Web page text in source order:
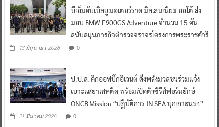
บีเอ็มดับเบิลยู มอเตอร์ราด มิลเลนเนียม ออโต้ ส่ง
มอบ BMW F900GS Adventure จำนวน 15 คัน
สนับสนุนภารกิจตำรวจจราจรโครงการพระราชดำริ
13 มิถุนายน 2026 0
ป.ป.ส. คิกออฟบิ๊กอีเวนต์ ดึงพลังมวลชนร่วมแจ้ง
เบาะแสยาเสพติด พร้อมเปิดตัวซีรีส์ฟอร์มยักษ์
ONCB Mission “ปฏิบัติการ IN SEA บุกเกาะนรก”
21 มีนาคม 2026 0